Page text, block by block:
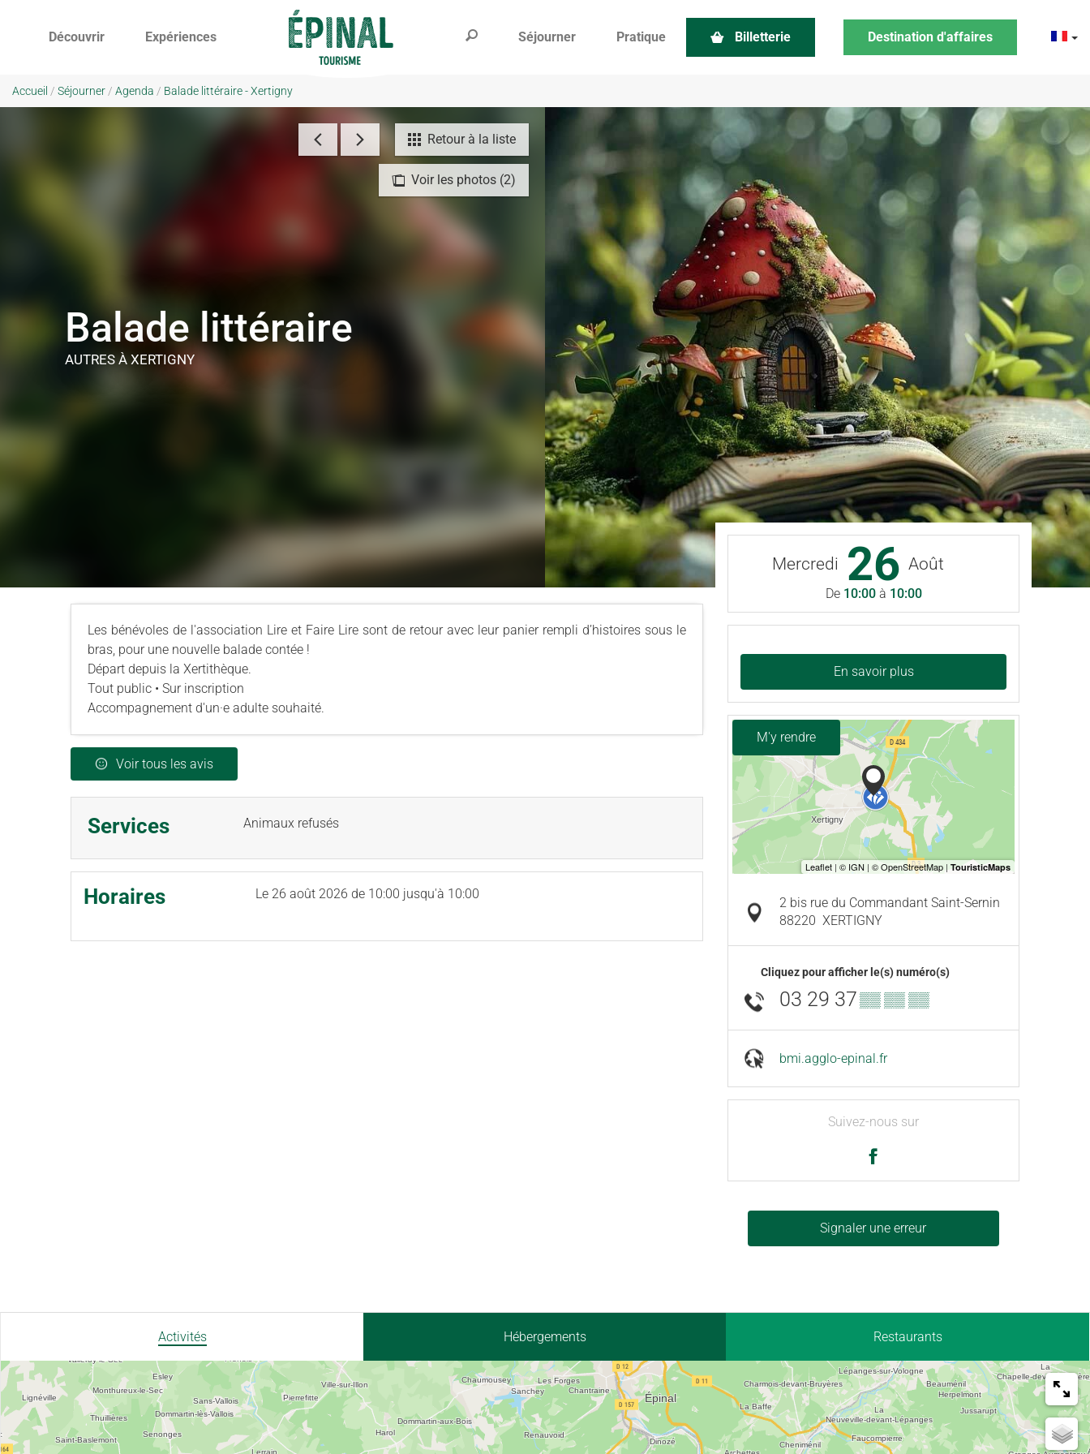
Découvrir Expériences Séjourner Pratique Billetterie Destination d'affaires
Accueil / Séjourner / Agenda / Balade littéraire - Xertigny
Retour à la liste
Voir les photos (2)
Balade littéraire
AUTRES À XERTIGNY
Les bénévoles de l'association Lire et Faire Lire sont de retour avec leur panier rempli d’histoires sous le
bras, pour une nouvelle balade contée !
Départ depuis la Xertithèque.
Tout public • Sur inscription
Accompagnement d'un·e adulte souhaité.
Voir tous les avis
Services Animaux refusés
Horaires Le 26 août 2026 de 10:00 jusqu'à 10:00
Mercredi 26 Août
De 10:00 à 10:00
En savoir plus
M'y rendre
2 bis rue du Commandant Saint-Sernin
88220 XERTIGNY
Cliquez pour afficher le(s) numéro(s)
03 29 37▒▒ ▒▒ ▒▒
bmi.agglo-epinal.fr
Suivez-nous sur
Signaler une erreur
Activités Hébergements Restaurants